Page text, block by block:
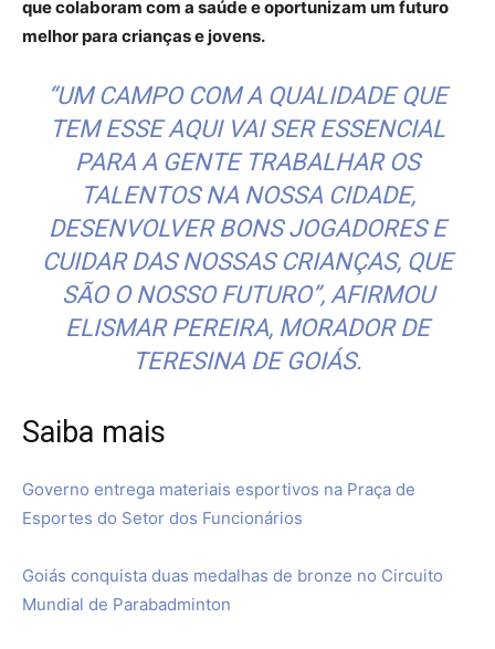
que colaboram com a saúde e oportunizam um futuro
melhor para crianças e jovens.
“UM CAMPO COM A QUALIDADE QUE
TEM ESSE AQUI VAI SER ESSENCIAL
PARA A GENTE TRABALHAR OS
TALENTOS NA NOSSA CIDADE,
DESENVOLVER BONS JOGADORES E
CUIDAR DAS NOSSAS CRIANÇAS, QUE
SÃO O NOSSO FUTURO”, AFIRMOU
ELISMAR PEREIRA, MORADOR DE
TERESINA DE GOIÁS.
Saiba mais
Governo entrega materiais esportivos na Praça de
Esportes do Setor dos Funcionários
Goiás conquista duas medalhas de bronze no Circuito
Mundial de Parabadminton